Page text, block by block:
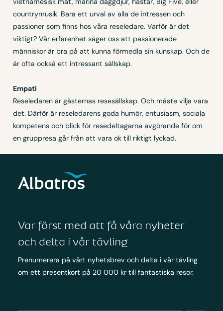
countrymusik. Bara ett urval av alla de intressen och
passioner som finns hos våra reseledare. Varför är det
viktigt? Vår erfarenhet säger oss att passionerade
människor är bra på att kunna förmedla sin kunskap. Och de
är ofta också ett intressant sällskap.
Empati
Reseledaren är gästernas resesällskap. Och måste vilja vara
det. Därför är reseledarens goda humör, entusiasm, sociala
kompetens och blick för resedeltagarna avgörande för om
en gruppresa går från att vara ok till riktigt lyckad.
Var först med att få våra nyheter
och delta i vår tävling
Prenumerera på vårt nyhetsbrev och delta i vår tävling
om ett presentkort på 20 000 kr till fantastiska resor.